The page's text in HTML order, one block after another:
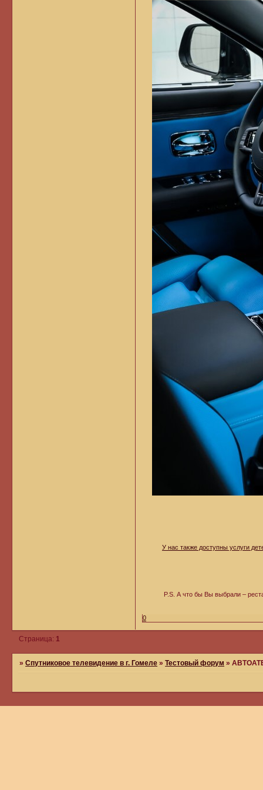
У нас также доступны услуги
P.S. А что бы Вы выбрали –
0
Страница: 1
»Спутниковое телевидение в г. Гомеле »Тестовый форум »